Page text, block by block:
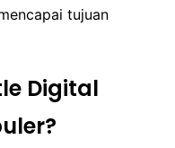
tujuan
Digital